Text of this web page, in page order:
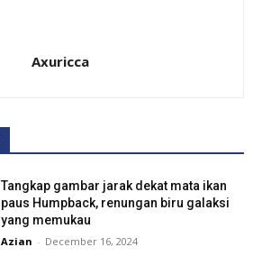
Axuricca
Tangkap gambar jarak dekat mata ikan
paus Humpback, renungan biru galaksi
yang memukau
Azian - December 16, 2024